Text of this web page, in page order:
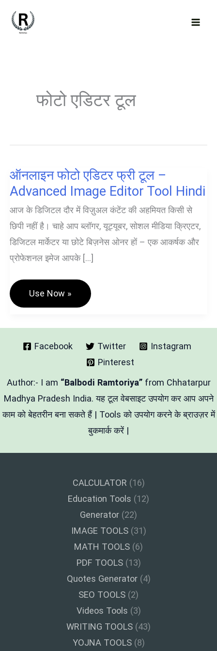
फोटो एडिटर टूल
ऑनलाइन फोटो एडिटर फ्री टूल –
Advanced Image Editor Tool Hindi
आज के डिजिटल दौर में विज़ुअल कंटेंट की अहमियत किसी से
छिपी नहीं है। चाहे आप ब्लॉगर, यूट्यूबर, सोशल मीडिया क्रिएटर,
डिजिटल मार्केटर या छोटे बिज़नेस ओनर हों – एक आकर्षक और
प्रोफेशनल इमेज आपके […]
ऑनलाइन
एडिटर
टूल
Advanced
Image
Hindi
Use Now »
Facebook Twitter
Instagram
Pinterest
Author:- I am “Balbodi Ramtoriya” from Chhatarpur
Madhya Pradesh India. यह टूल वेबसाइट उपयोग कर आप अपने
काम को बेहतरीन बना सकते हैं | Tools को उपयोग करने के ब्राउज़र में
बुकमार्क करें |
CALCULATOR (16)
Education Tools (12)
Generator (22)
IMAGE TOOLS(31)
MATH TOOLS (6)
PDF TOOLS(13)
Quotes Generator(4)
SEO TOOLS (2)
Videos Tools (3)
WRITING TOOLS (43)
YOJNA TOOLS(8)